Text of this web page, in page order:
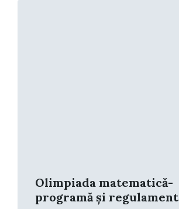
Olimpiada matematică-
programă și regulament
Read